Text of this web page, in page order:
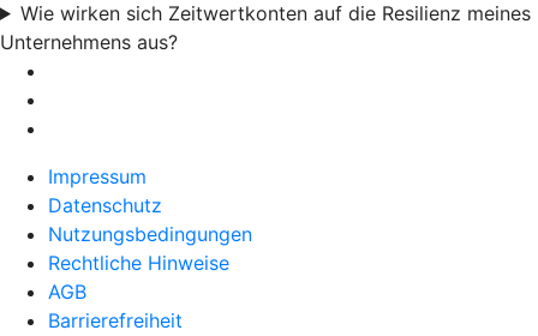
Wie wirken sich Zeitwertkonten auf die Resilienz meines
Unternehmens aus?
Impressum
Datenschutz
Nutzungsbedingungen
Rechtliche Hinweise
AGB
Barrierefreiheit